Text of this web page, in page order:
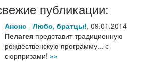
публикации:
Анонс - Любо, братцы!, 09.01.2014
Пелагея представит традиционную
рождественскую программу... с
сюрпризами! »»